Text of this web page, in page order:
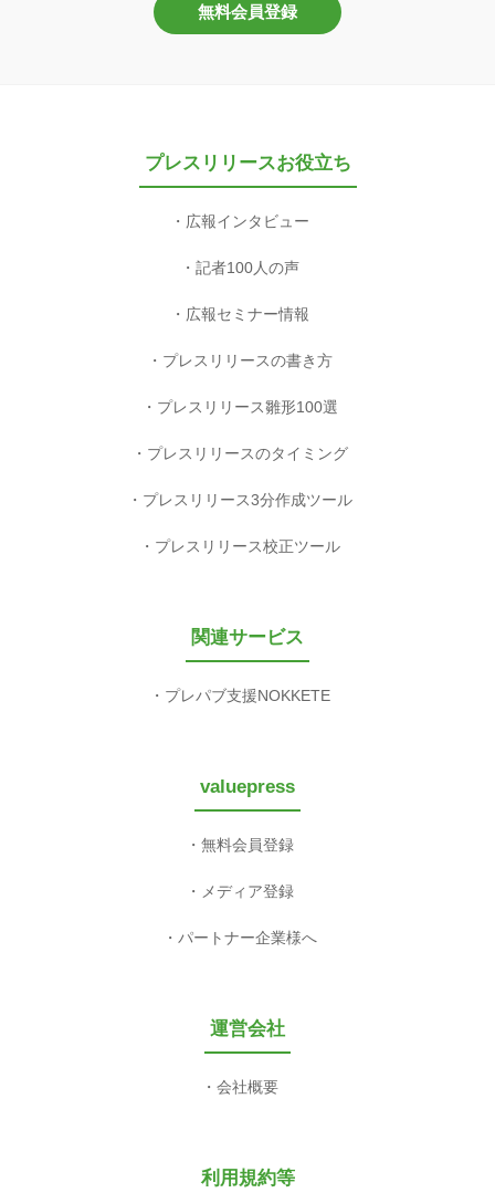
無料会員登録
プレスリリースお役立ち
広報インタビュー
記者100人の声
広報セミナー情報
プレスリリースの書き方
プレスリリース雛形100選
プレスリリースのタイミング
プレスリリース3分作成ツール
プレスリリース校正ツール
関連サービス
プレパブ支援NOKKETE
valuepress
無料会員登録
メディア登録
パートナー企業様へ
運営会社
会社概要
利用規約等